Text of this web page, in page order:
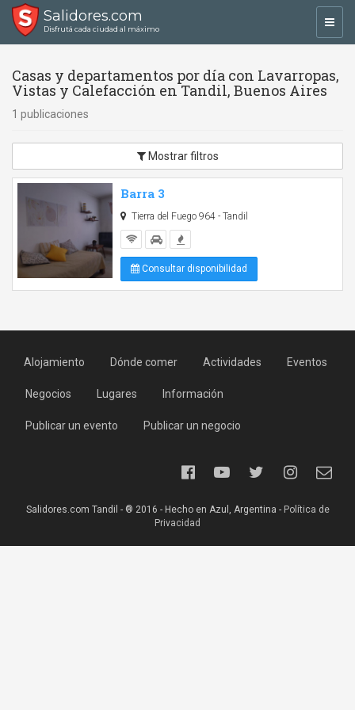
Salidores.com
Disfrutá cada ciudad al máximo
Casas y departamentos por día con Lavarropas,
Vistas y Calefacción en Tandil, Buenos Aires
1 publicaciones
Mostrar filtros
Barra 3
Tierra del Fuego 964 - Tandil
Consultar disponibilidad
Alojamiento Dónde comer Actividades Eventos
Negocios Lugares Información
Publicar un evento Publicar un negocio
Salidores.com Tandil - ® 2016 - Hecho en Azul, Argentina - Política de
Privacidad